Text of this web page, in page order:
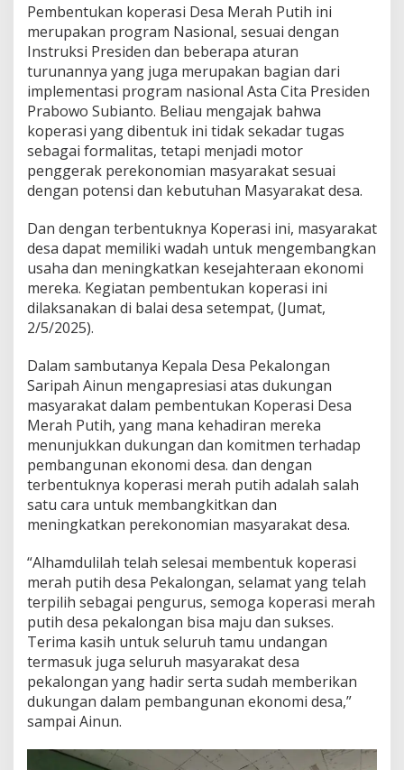
Pembentukan koperasi Desa Merah Putih ini
merupakan program Nasional, sesuai dengan
Instruksi Presiden dan beberapa aturan
turunannya yang juga merupakan bagian dari
implementasi program nasional Asta Cita Presiden
Prabowo Subianto. Beliau mengajak bahwa
koperasi yang dibentuk ini tidak sekadar tugas
sebagai formalitas, tetapi menjadi motor
penggerak perekonomian masyarakat sesuai
dengan potensi dan kebutuhan Masyarakat desa.
Dan dengan terbentuknya Koperasi ini, masyarakat
desa dapat memiliki wadah untuk mengembangkan
usaha dan meningkatkan kesejahteraan ekonomi
mereka. Kegiatan pembentukan koperasi ini
dilaksanakan di balai desa setempat, (Jumat,
2/5/2025).
Dalam sambutanya Kepala Desa Pekalongan
Saripah Ainun mengapresiasi atas dukungan
masyarakat dalam pembentukan Koperasi Desa
Merah Putih, yang mana kehadiran mereka
menunjukkan dukungan dan komitmen terhadap
pembangunan ekonomi desa. dan dengan
terbentuknya koperasi merah putih adalah salah
satu cara untuk membangkitkan dan
meningkatkan perekonomian masyarakat desa.
“Alhamdulilah telah selesai membentuk koperasi
merah putih desa Pekalongan, selamat yang telah
terpilih sebagai pengurus, semoga koperasi merah
putih desa pekalongan bisa maju dan sukses.
Terima kasih untuk seluruh tamu undangan
termasuk juga seluruh masyarakat desa
pekalongan yang hadir serta sudah memberikan
dukungan dalam pembangunan ekonomi desa,”
sampai Ainun.